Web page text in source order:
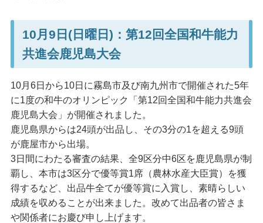
10月9日(日曜日)：第12回全国和牛能力
共進会鹿児島大会
10月6日から10日に霧島市及び南九州市で開催された5年
に1度の和牛のオリンピック「第12回全国和牛能力共進会
鹿児島大会」が開催されました。
鹿児島県からは24頭が出品し、その3分の1を超える9頭
が鹿屋市から出場。
3日間にわたる審査の結果、全9区分中6区を鹿児島県が制
覇し、本市は3区分で優等賞1席（農林水産大臣賞）を獲
得するなど、出品牛全てが優等賞に入賞し、素晴らしい
成績を収めることが出来ました。改めて出品者の皆さま
や関係者にお慶び申し上げます。